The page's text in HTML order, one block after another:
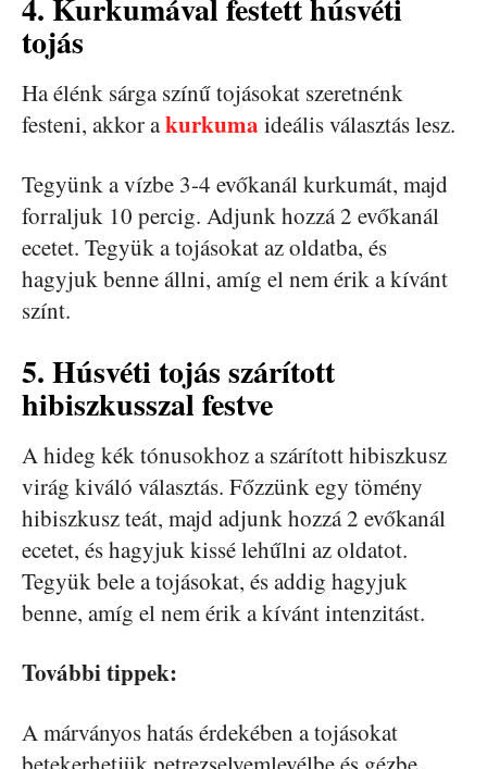
tojás
Ha élénk sárga színű tojásokat szeretnénk
festeni, akkor akurkuma ideális választás lesz.
Tegyünk a vízbe 3-4 evőkanál kurkumát, majd
forraljuk 10 percig. Adjunk hozzá 2 evőkanál
ecetet. Tegyük a tojásokat az oldatba, és
hagyjuk benne állni, amíg el nem érik a kívánt
színt.
5. Húsvéti tojás szárított
hibiszkusszal festve
A hideg kék tónusokhoz a szárított hibiszkusz
virág kiváló választás. Főzzünk egy tömény
hibiszkusz teát, majd adjunk hozzá 2 evőkanál
ecetet, és hagyjuk kissé lehűlni az oldatot.
Tegyük bele a tojásokat, és addig hagyjuk
benne, amíg el nem érik a kívánt intenzitást.
További tippek:
A márványos hatás érdekében a tojásokat